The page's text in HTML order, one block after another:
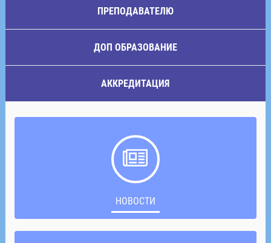
ПРЕПОДАВАТЕЛЮ
ДОП ОБРАЗОВАНИЕ
АККРЕДИТАЦИЯ
НОВОСТИ